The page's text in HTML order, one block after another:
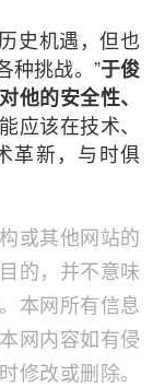
史机遇，但也
种挑战。”于俊
他的安全性、
应该在技术、
革新，与时俱
或其他网站的
的，并不意味
本网所有信息
网内容如有侵
修改或删除。